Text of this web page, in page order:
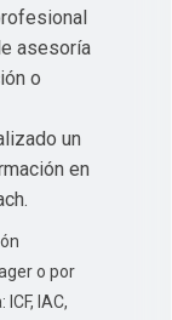
asesoría
o
un
en
o por
IAC,